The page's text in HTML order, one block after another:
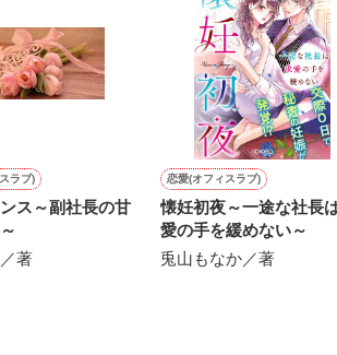
」
票、本当にありがとうございます！＊
作品を読む
ラブ)
ス～副社長の甘
著
恋愛(オフィスラブ)
懐妊初夜～一途な社長
愛の手を緩めない～
兎山もなか／著